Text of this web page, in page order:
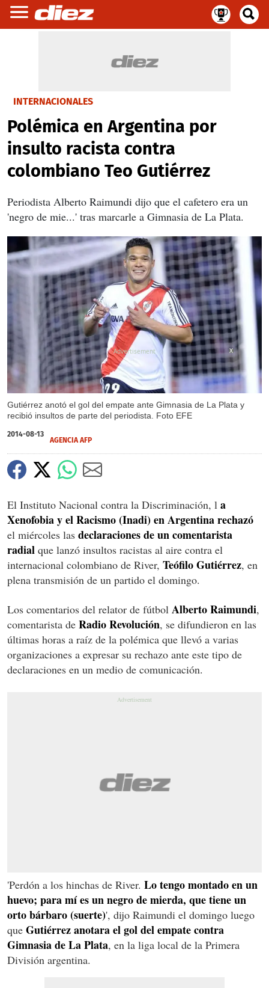
INTERNACIONALES
Polémica en Argentina por
insulto racista contra
colombiano Teo Gutiérrez
Periodista Alberto Raimundi dijo que el cafetero era un
'negro de mie...' tras marcarle a Gimnasia de La Plata.
Gutiérrez anotó el gol del empate ante Gimnasia de La Plata y
recibió insultos de parte del periodista. Foto EFE
X
2014-08-13
AGENCIA AFP
El Instituto Nacional contra la Discriminación, l a
Xenofobia y el Racismo (Inadi) en Argentina rechazó
el miércoles las declaraciones de un comentarista
radial que lanzó insultos racistas al aire contra el
internacional colombiano de River, Teófilo Gutiérrez, en
plena transmisión de un partido el domingo.
Los comentarios del relator de fútbol Alberto Raimundi,
comentarista de Radio Revolución, se difundieron en las
últimas horas a raíz de la polémica que llevó a varias
organizaciones a expresar su rechazo ante este tipo de
declaraciones en un medio de comunicación.
'Perdón a los hinchas de River. Lo tengo montado en un
huevo; para mí es un negro de mierda, que tiene un
orto bárbaro (suerte)', dijo Raimundi el domingo luego
que Gutiérrez anotara el gol del empate contra
Gimnasia de La Plata, en la liga local de la Primera
División argentina.